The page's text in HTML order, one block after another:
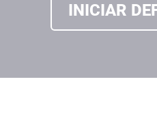
INICIAR